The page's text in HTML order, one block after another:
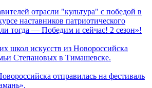
отрасли "культура" с победой в
наставников патриотического
тогда — Победим и сейчас! 2 сезон»!
школ искусств из Новороссийска
Степановых в Тимашевске.
отправилась на фестиваль